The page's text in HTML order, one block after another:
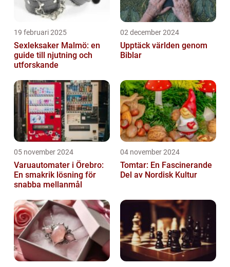
19 februari 2025
Sexleksaker Malmö: en
guide till njutning och
utforskande
02 december 2024
Upptäck världen genom
Biblar
05 november 2024
Varuautomater i Örebro:
En smakrik lösning för
snabba mellanmål
04 november 2024
Tomtar: En Fascinerande
Del av Nordisk Kultur